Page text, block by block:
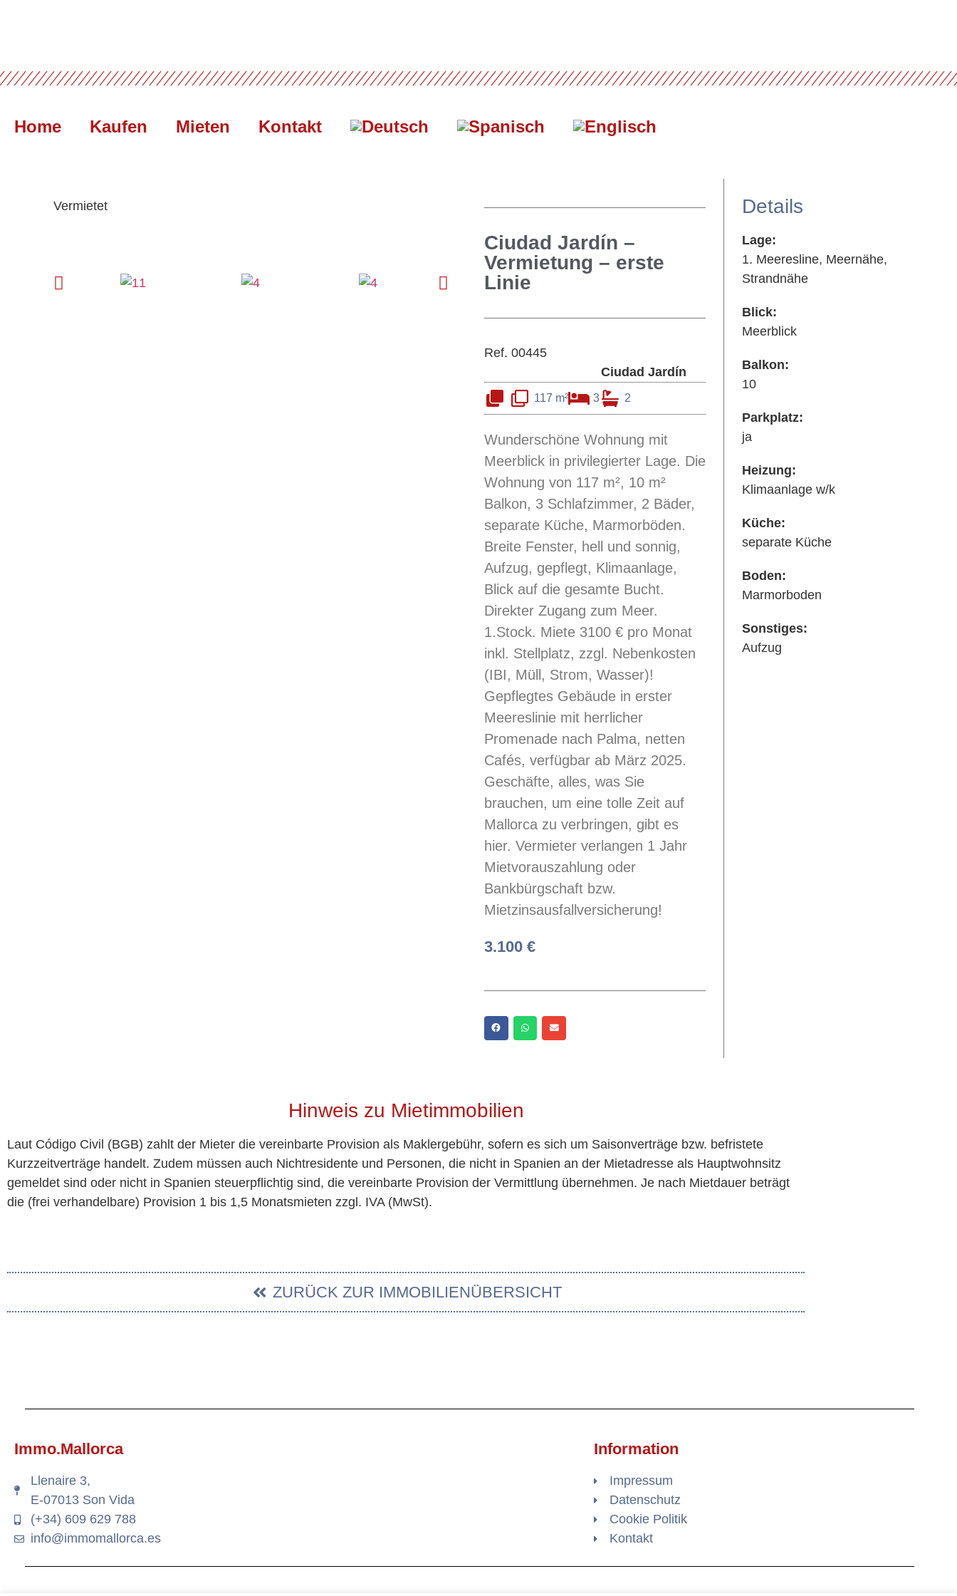
Home Kaufen Mieten Kontakt
Vermietet
Ciudad Jardín –
Vermietung – erste
Linie
Ref. 00445
Ciudad Jardín
117 m² 3 2
Wunderschöne Wohnung mit
Meerblick in privilegierter Lage. Die
Wohnung von 117 m², 10 m²
Balkon, 3 Schlafzimmer, 2 Bäder,
separate Küche, Marmorböden.
Breite Fenster, hell und sonnig,
Aufzug, gepflegt, Klimaanlage,
Blick auf die gesamte Bucht.
Direkter Zugang zum Meer.
1.Stock. Miete 3100 € pro Monat
inkl. Stellplatz, zzgl. Nebenkosten
(IBI, Müll, Strom, Wasser)!
Gepflegtes Gebäude in erster
Meereslinie mit herrlicher
Promenade nach Palma, netten
Cafés, verfügbar ab März 2025.
Geschäfte, alles, was Sie
brauchen, um eine tolle Zeit auf
Mallorca zu verbringen, gibt es
hier. Vermieter verlangen 1 Jahr
Mietvorauszahlung oder
Bankbürgschaft bzw.
Mietzinsausfallversicherung!
3.100 €
Details
Lage:
1. Meeresline, Meernähe,
Strandnähe
Blick:
Meerblick
Balkon:
10
Parkplatz:
ja
Heizung:
Klimaanlage w/k
Küche:
separate Küche
Boden:
Marmorboden
Sonstiges:
Aufzug
Hinweis zu Mietimmobilien
Laut Código Civil (BGB) zahlt der Mieter die vereinbarte Provision als Maklergebühr, sofern es sich um Saisonverträge bzw. befristete
Kurzzeitverträge handelt. Zudem müssen auch Nichtresidente und Personen, die nicht in Spanien an der Mietadresse als Hauptwohnsitz
gemeldet sind oder nicht in Spanien steuerpflichtig sind, die vereinbarte Provision der Vermittlung übernehmen. Je nach Mietdauer beträgt
die (frei verhandelbare) Provision 1 bis 1,5 Monatsmieten zzgl. IVA (MwSt).
ZURÜCK ZUR IMMOBILIENÜBERSICHT
Immo.Mallorca
Llenaire 3,
E-07013 Son Vida
(+34) 609 629 788
info@immomallorca.es
Information
Impressum
Datenschutz
Cookie Politik
Kontakt